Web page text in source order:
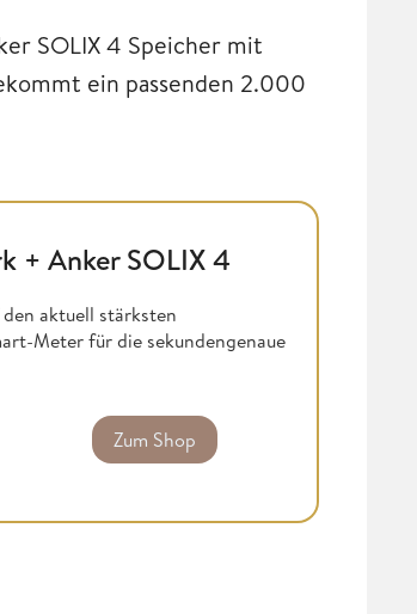
SOLIX 4 Speicher mit
ein passenden 2.000
+ Anker SOLIX 4
aktuell stärksten
Meter für die sekundengenaue
Zum Shop